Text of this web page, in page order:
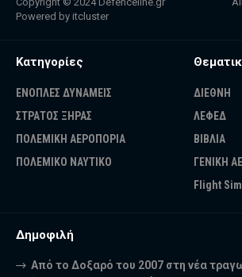
Powered by itcluster
Κατηγορίες
ΕΝΟΠΛΕΣ ΔΥΝΑΜΕΙΣ
ΣΤΡΑΤΟΣ ΞΗΡΑΣ
ΠΟΛΕΜΙΚΗ ΑΕΡΟΠΟΡΙΑ
ΠΟΛΕΜΙΚΟ ΝΑΥΤΙΚΟ
ΔΙΕΘΝΗ
ΛΕΦΕΔ
ΒΙΒΛΙΑ
ΓΕΝΙΚΗ
Flight Sim
Δημοφιλή
Από το Δοξαρό του 2007 στη νέα